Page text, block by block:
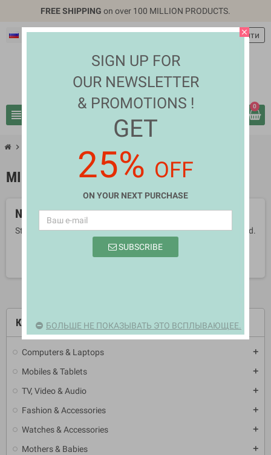
FREE SHIPPING on over 100 MILLION PRODUCTS.
Русский EUR €
view_headline
personВойти
0
chevron_right
КАТЕГОРИИ
Computers & Laptops add
Mobiles & Tablets add
TV, Video & Audio add
Fashion & Accessories add
Watches & Accessories add
Mothers & Babies add
MILK & NUTRITION FOODS
No products available yet
Stay tuned! More products will be shown here as they are added.
close
SIGN UP FOR
OUR NEWSLETTER
& PROMOTIONS !
GET
25% OFF
ON YOUR NEXT PURCHASE
SUBSCRIBE
БОЛЬШЕ НЕ ПОКАЗЫВАТЬ ЭТО ВСПЛЫВАЮЩЕЕ.